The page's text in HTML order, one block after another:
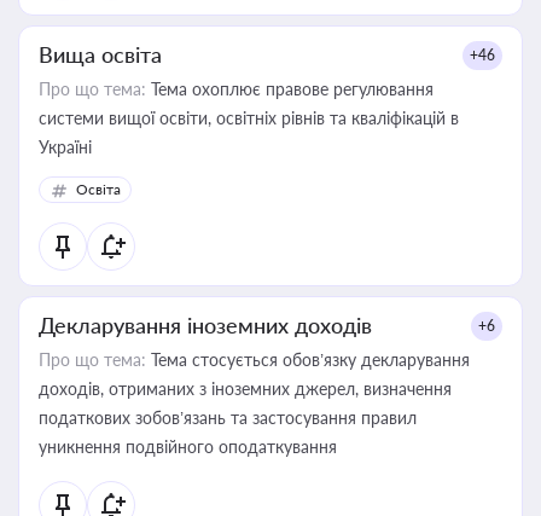
Вища освіта +46
Про що тема: Тема охоплює правове регулювання
системи вищої освіти, освітніх рівнів та кваліфікацій в
Україні
Освіта
Декларування іноземних доходів +6
Про що тема: Тема стосується обов’язку декларування
доходів, отриманих з іноземних джерел, визначення
податкових зобов’язань та застосування правил
уникнення подвійного оподаткування